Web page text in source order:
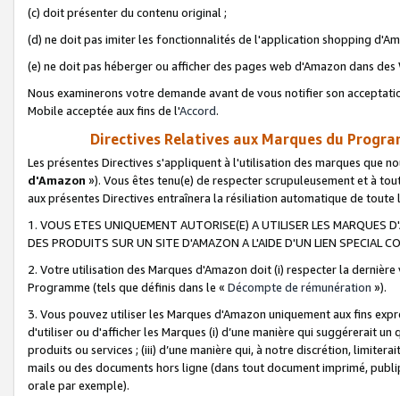
(c) doit présenter du contenu original ;
(d) ne doit pas imiter les fonctionnalités de l'application shopping
(e) ne doit pas héberger ou afficher des pages web d'Amazon dans
Nous examinerons votre demande avant de vous notifier son
Mobile acceptée aux fins de l'Accord.
Directives Relatives aux Marques du
Les présentes Directives s'appliquent à l'utilisation des marques que
d'Amazon »). Vous êtes tenu(e) de respecter scrupuleusement et à
aux présentes Directives entraînera la résiliation automatique de
1. VOUS ETES UNIQUEMENT AUTORISE(E) A UTILISER LES MARQUES
DES PRODUITS SUR UN SITE D'AMAZON A L'AIDE D'UN LIEN SPECIAL
2. Votre utilisation des Marques d'Amazon doit (i) respecter la
Programme (tels que définis dans le « Décompte de rémunération »).
3. Vous pouvez utiliser les Marques d'Amazon uniquement aux fins
d'utiliser ou d'afficher les Marques (i) d’une manière qui suggérerait
produits ou services ; (iii) d’une manière qui, à notre discrétion,
mails ou des documents hors ligne (dans tout document imprimé,
orale par exemple).